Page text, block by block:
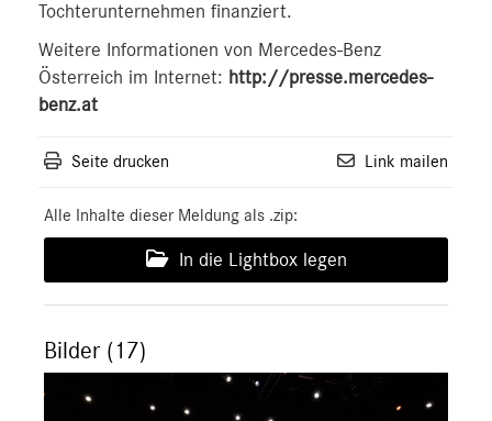
Tochterunternehmen finanziert.
Weitere Informationen von Mercedes-Benz
Österreich im Internet: http://presse.mercedes-
benz.at
Seite drucken Link mailen
Alle Inhalte dieser Meldung als .zip:
In die Lightbox legen
Bilder (17)